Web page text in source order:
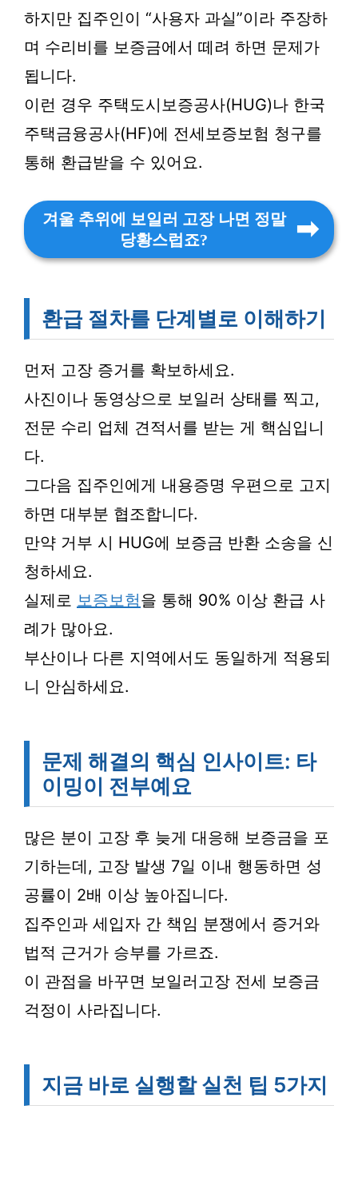
하지만 집주인이 “사용자 과실”이라 주장하
며 수리비를 보증금에서 떼려 하면 문제가
됩니다.
이런 경우 주택도시보증공사(HUG)나 한국
주택금융공사(HF)에 전세보증보험 청구를
통해 환급받을 수 있어요.
겨울 추위에 보일러 고장 나면 정말
당황스럽죠?
환급 절차를 단계별로 이해하기
먼저 고장 증거를 확보하세요.
사진이나 동영상으로 보일러 상태를 찍고,
전문 수리 업체 견적서를 받는 게 핵심입니
다.
그다음 집주인에게 내용증명 우편으로 고지
하면 대부분 협조합니다.
만약 거부 시 HUG에 보증금 반환 소송을 신
청하세요.
실제로 보증보험을 통해 90% 이상 환급 사
례가 많아요.
부산이나 다른 지역에서도 동일하게 적용되
니 안심하세요.
문제 해결의 핵심 인사이트: 타
이밍이 전부예요
많은 분이 고장 후 늦게 대응해 보증금을 포
기하는데, 고장 발생 7일 이내 행동하면 성
공률이 2배 이상 높아집니다.
집주인과 세입자 간 책임 분쟁에서 증거와
법적 근거가 승부를 가르죠.
이 관점을 바꾸면 보일러고장 전세 보증금
걱정이 사라집니다.
지금 바로 실행할 실천 팁 5가지